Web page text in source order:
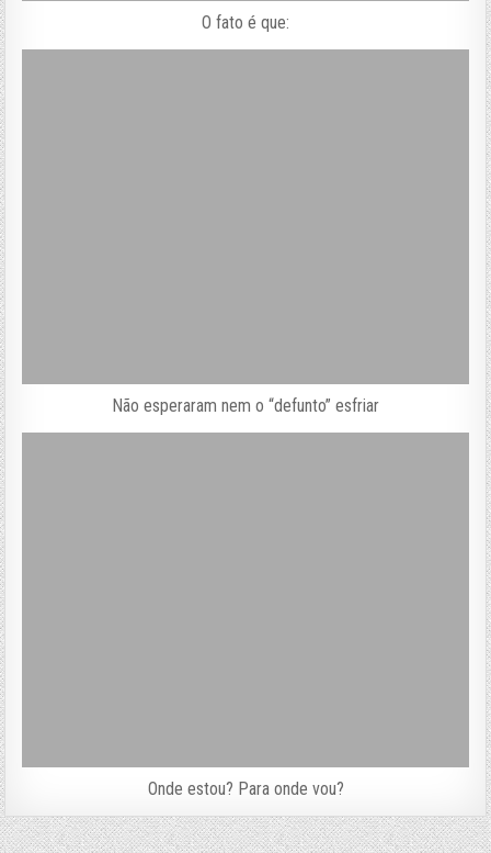
O fato é que:
Não esperaram nem o “defunto” esfriar
Onde estou? Para onde vou?